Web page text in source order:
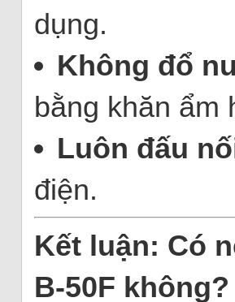
dụng.
Không đổ
bằng khăn ẩm
Luôn đấu
điện.
Kết luận: Có
B-50F không?